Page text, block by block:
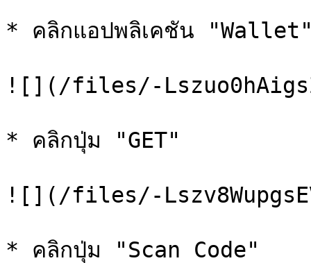
* คลิกแอปพลิเคชัน
![](/files/-
* คลิกปุ่ม "GET"
![](/files/-
* คลิกปุ่ม "Scan Code"